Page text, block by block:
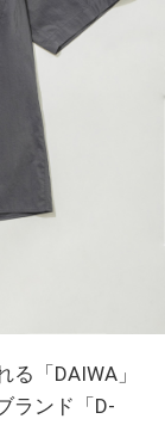
「DAIWA」
ランド「D-